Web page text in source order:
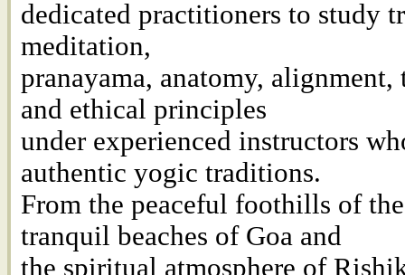
dedicated practitioners to study
meditation,
pranayama, anatomy,
and ethical principles
under experienced instructors
authentic yogic traditions.
From the peaceful foothills of
tranquil beaches of Goa and
the spiritual atmosphere of